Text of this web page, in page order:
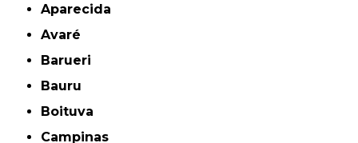
Aparecida
Avaré
Barueri
Bauru
Boituva
Campinas